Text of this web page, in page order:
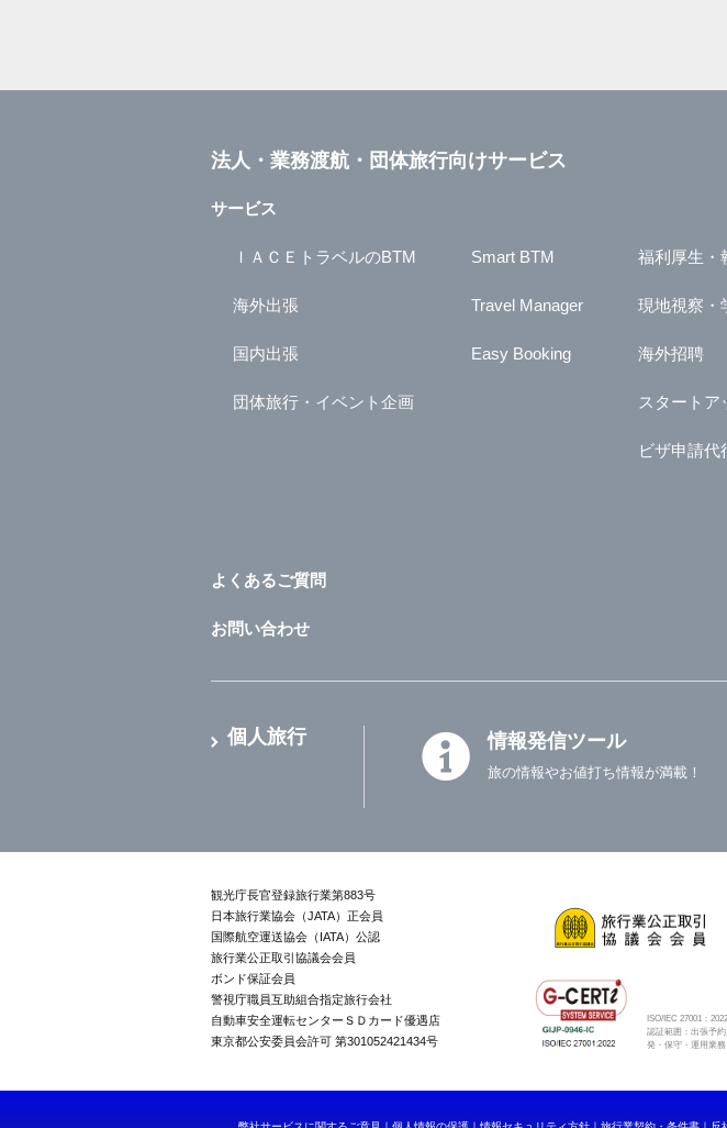
法人・業務渡航・団体旅行向けサービス
サービス
ＩＡＣＥトラベルのBTM
海外出張
国内出張
団体旅行・イベント企画
Smart BTM
Travel Manager
Easy Booking
福利厚生・
現地視察・
海外招聘
スタートア
ビザ申請代
よくあるご質問
お問い合わせ
個人旅行 情報発信ツール
旅の情報やお値打ち情報が満載！
観光庁長官登録旅行業第883号
日本旅行業協会（JATA）正会員
国際航空運送協会（IATA）公認
旅行業公正取引協議会会員
ボンド保証会員
警視庁職員互助組合指定旅行会社
自動車安全運転センターＳＤカード優遇店
東京都公安委員会許可 第301052421434号
ISO/IEC 27001：
認証範囲：出張予
発・保守・運用業務